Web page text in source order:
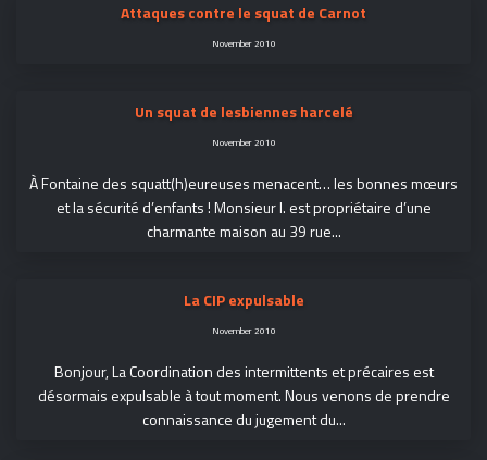
Attaques contre le squat de Carnot
November 2010
Un squat de lesbiennes harcelé
November 2010
À Fontaine des squatt(h)eureuses menacent… les bonnes mœurs
et la sécurité d’enfants ! Monsieur I. est propriétaire d’une
charmante maison au 39 rue...
La CIP expulsable
November 2010
Bonjour, La Coordination des intermittents et précaires est
désormais expulsable à tout moment. Nous venons de prendre
connaissance du jugement du...